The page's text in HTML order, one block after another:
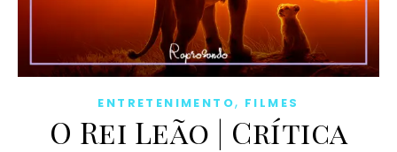
ENTRETENIMENTO, FILMES
O Rei Leão | Crítica